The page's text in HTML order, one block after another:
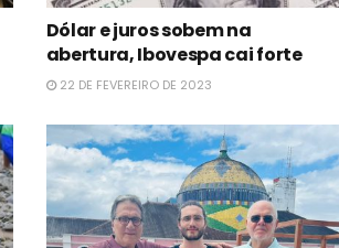
Dólar e juros sobem na
abertura, Ibovespa cai forte
22 DE FEVEREIRO DE 2023